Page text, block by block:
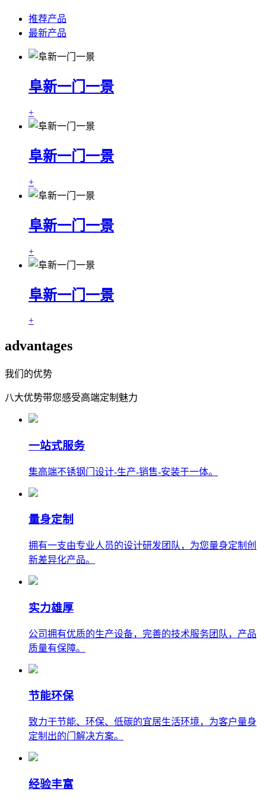
推荐产品
最新产品
阜新一门一景
+
阜新一门一景
+
阜新一门一景
+
阜新一门一景
+
advantages
我们的优势
八大优势带您感受高端定制魅力
一站式服务
集高端不锈钢门设计-生产-销售-安装于一体。
量身定制
拥有一支由专业人员的设计研发团队，为您量身定制创
新差异化产品。
实力雄厚
公司拥有优质的生产设备，完善的技术服务团队，产品
质量有保障。
节能环保
致力于节能、环保、低碳的宜居生活环境，为客户量身
定制出的门解决方案。
经验丰富